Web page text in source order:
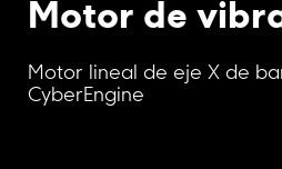
Motor de
Motor lineal de eje X de
CyberEngine